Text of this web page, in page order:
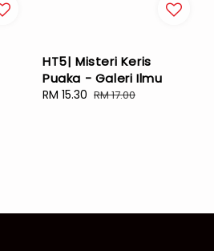
HT5| Misteri Keris
Puaka - Galeri Ilmu
Sale
RM 15.30 Regular
RM 17.00